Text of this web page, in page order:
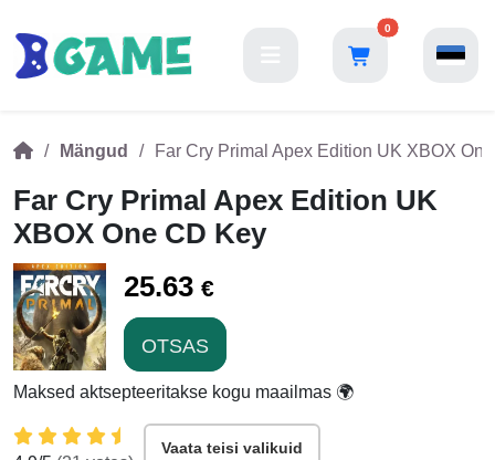
0
Mängud Far Cry Primal Apex Edition UK XBOX
Far Cry Primal Apex Edition UK
XBOX One CD Key
25.63 €
OTSAS
Maksed aktsepteeritakse kogu maailmas 🌍
Vaata teisi valikuid